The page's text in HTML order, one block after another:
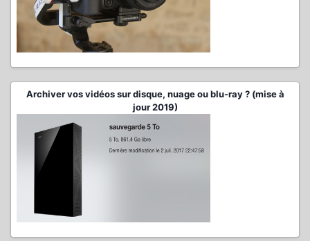
Archiver vos vidéos sur disque, nuage ou blu-ray ? (mise à
jour 2019)